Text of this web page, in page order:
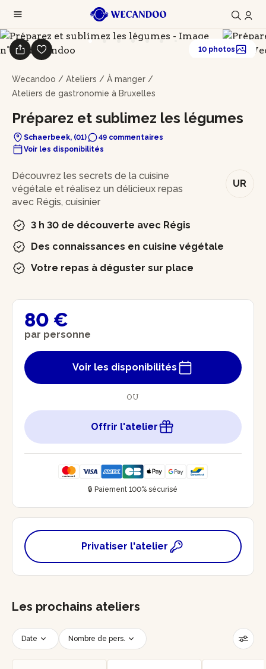
Wecandoo / Ateliers / À manger /
Ateliers de gastronomie à Bruxelles
Préparez et sublimez les légumes
Schaerbeek, (01)
49 commentaires
Voir les disponibilités
10 photos
En bref
UR
Découvrez les secrets de la cuisine
végétale et réalisez un délicieux repas
avec Régis, cuisinier
3 h 30 de découverte avec Régis
Des connaissances en cuisine végétale
Votre repas à déguster sur place
80 €
par personne
Voir les disponibilités
OU
Offrir l'atelier
🔒 Paiement 100% sécurisé
Privatiser l'atelier
Les prochains ateliers
Date Nombre de pers.
Créneau horaire Réinitialiser les filtres